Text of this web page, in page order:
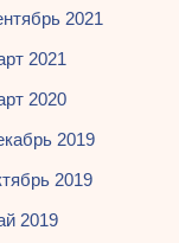
2021
2021
2020
2019
2019
2019